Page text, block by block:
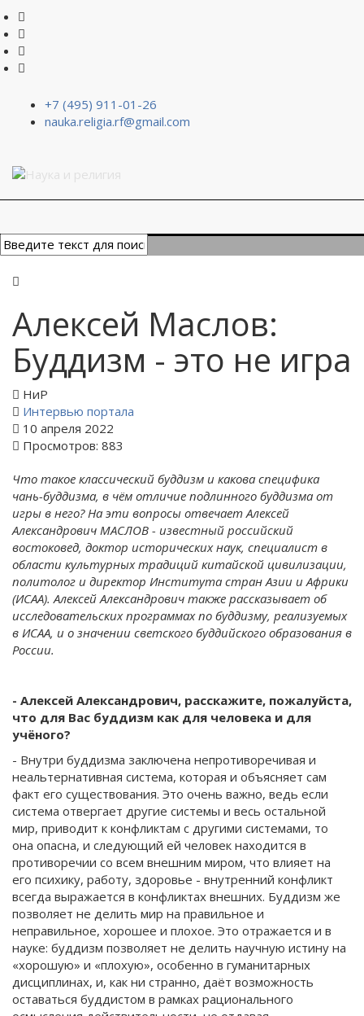
+7 (495) 911-01-26
nauka.religia.rf@gmail.com
Алексей Маслов:
Буддизм - это не игра
НиР
Интервью портала
10 апреля 2022
Просмотров: 883
Что такое классический буддизм и какова специфика
чань-буддизма, в чём отличие подлинного буддизма от
игры в него? На эти вопросы отвечает Алексей
Александрович МАСЛОВ - известный российский
востоковед, доктор исторических наук, специалист в
области культурных традиций китайской цивилизации,
политолог и директор Института стран Азии и Африки
(ИСАА). Алексей Александрович также рассказывает об
исследовательских программах по буддизму, реализуемых
в ИСАА, и о значении светского буддийского образования в
России.
- Алексей Александрович, расскажите, пожалуйста,
что для Вас буддизм как для человека и для
учёного?
- Внутри буддизма заключена непротиворечивая и
неальтернативная система, которая и объясняет сам
факт его существования. Это очень важно, ведь если
система отвергает другие системы и весь остальной
мир, приводит к конфликтам с другими системами, то
она опасна, и следующий ей человек находится в
противоречии со всем внешним миром, что влияет на
его психику, работу, здоровье - внутренний конфликт
всегда выражается в конфликтах внешних. Буддизм же
позволяет не делить мир на правильное и
неправильное, хорошее и плохое. Это отражается и в
науке: буддизм позволяет не делить научную истину на
«хорошую» и «плохую», особенно в гуманитарных
дисциплинах, и, как ни странно, даёт возможность
оставаться буддистом в рамках рационального